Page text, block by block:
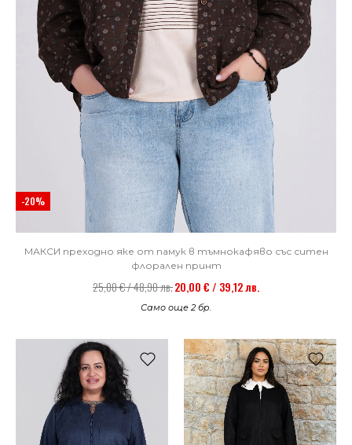
-20%
МАКСИ преходно яке от памук в тъмнокафяво със ситен
флорален принт
25,00 € / 48,90 лв.20,00 € / 39,12 лв.
Само още 2 бр.